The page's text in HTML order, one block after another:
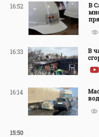
16:52
В
16:33
В
16:14
15:50